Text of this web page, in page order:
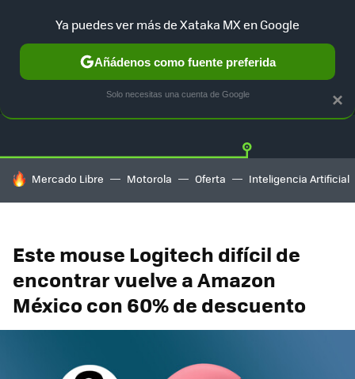
GUÍA DE COMPRAS MERCADO LIBRE
HOY SE HABLA DE
Mercado Libre Motorola Oferta Inteligencia Artificial
Este mouse Logitech difícil de
encontrar vuelve a Amazon
México con 60% de descuento
×
Ya puedes ver más de Xataka MX en Google
Añádenos como fuente preferida
Solo necesitas una cuenta de Google